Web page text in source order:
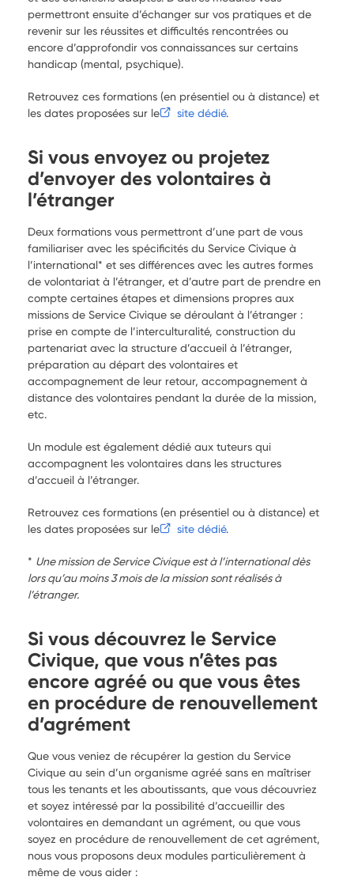
permettront ensuite d’échanger sur vos pratiques et de
revenir sur les réussites et difficultés rencontrées ou
encore d’approfondir vos connaissances sur certains
handicap (mental, psychique).
Retrouvez ces formations (en présentiel ou à distance) et
les dates proposées sur le
site dédié.
Si vous envoyez ou projetez
d’envoyer des volontaires à
l’étranger
Deux formations vous permettront d’une part de vous
familiariser avec les spécificités du Service Civique à
l’international* et ses différences avec les autres formes
de volontariat à l’étranger, et d’autre part de prendre en
compte certaines étapes et dimensions propres aux
missions de Service Civique se déroulant à l’étranger :
prise en compte de l’interculturalité, construction du
partenariat avec la structure d’accueil à l’étranger,
préparation au départ des volontaires et
accompagnement de leur retour, accompagnement à
distance des volontaires pendant la durée de la mission,
etc.
Un module est également dédié aux tuteurs qui
accompagnent les volontaires dans les structures
d’accueil à l’étranger.
Retrouvez ces formations (en présentiel ou à distance) et
les dates proposées sur le
site dédié.
* Une mission de Service Civique est à l’international dès
lors qu’au moins 3 mois de la mission sont réalisés à
l’étranger.
Si vous découvrez le Service
Civique, que vous n’êtes pas
encore agréé ou que vous êtes
en procédure de renouvellement
d’agrément
Que vous veniez de récupérer la gestion du Service
Civique au sein d’un organisme agréé sans en maîtriser
tous les tenants et les aboutissants, que vous découvriez
et soyez intéressé par la possibilité d’accueillir des
volontaires en demandant un agrément, ou que vous
soyez en procédure de renouvellement de cet agrément,
nous vous proposons deux modules particulièrement à
même de vous aider :